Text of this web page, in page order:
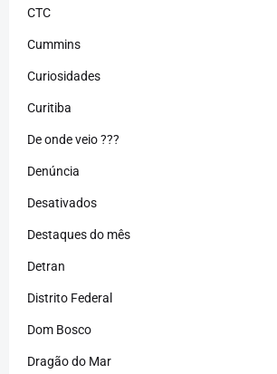
CTC
Cummins
Curiosidades
Curitiba
De onde veio ???
Denúncia
Desativados
Destaques do mês
Detran
Distrito Federal
Dom Bosco
Dragão do Mar